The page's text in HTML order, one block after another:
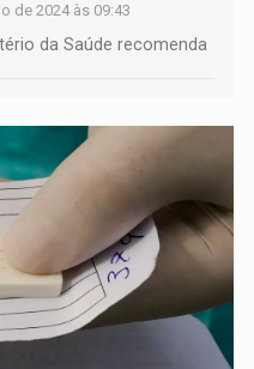
de 2024 às 09:43
da Saúde recomenda